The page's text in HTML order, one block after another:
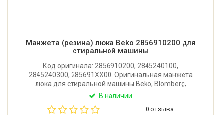
Манжета (резина) люка Beko 2856910200 для
стиральной машины
Код оригинала: 2856910200, 2845240100,
2845240300, 285691XX00. Оригинальная манжета
люка для стиральной машины Beko, Blomberg,
Grundig, Arcelik. Производитель: Турция.
В наличии
0 отзыва